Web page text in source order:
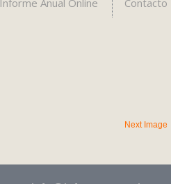
Next Image